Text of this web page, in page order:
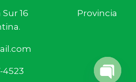
Illia Sur 16 Provincia
4523